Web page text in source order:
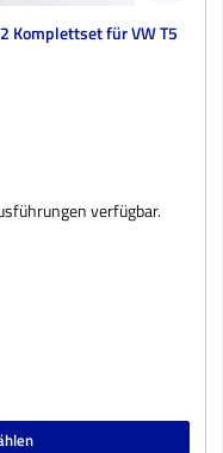
AUTOTERM (Planar) 2D12 Komplettset für VW T5
verfügbar.